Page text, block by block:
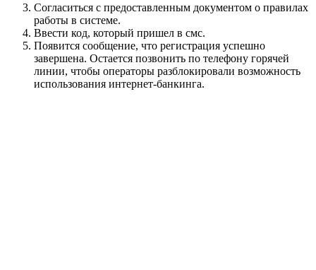
Согласиться с предоставленным документом о правилах
работы в системе.
Ввести код, который пришел в смс.
Появится сообщение, что регистрация успешно
завершена. Остается позвонить по телефону горячей
линии, чтобы операторы разблокировали возможность
использования интернет-банкинга.